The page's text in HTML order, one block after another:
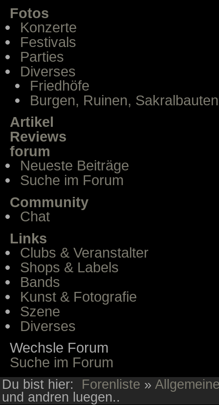
Fotos
Konzerte
Festivals
Parties
Diverses
Friedhöfe
Burgen, Ruinen, Sakralbauten
Artikel
Reviews
forum
Neueste Beiträge
Suche im Forum
Community
Chat
Links
Clubs & Veranstalter
Shops & Labels
Bands
Kunst & Fotografie
Szene
Diverses
Wechsle Forum
Suche im Forum
Du bist hier: Forenliste »
und andren luegen..